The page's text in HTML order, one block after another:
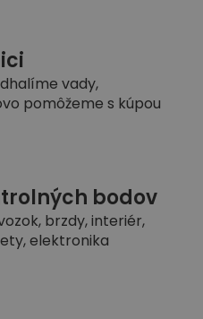
vady,
pomôžeme s kúpou
bodov
brzdy, interiér,
elektronika